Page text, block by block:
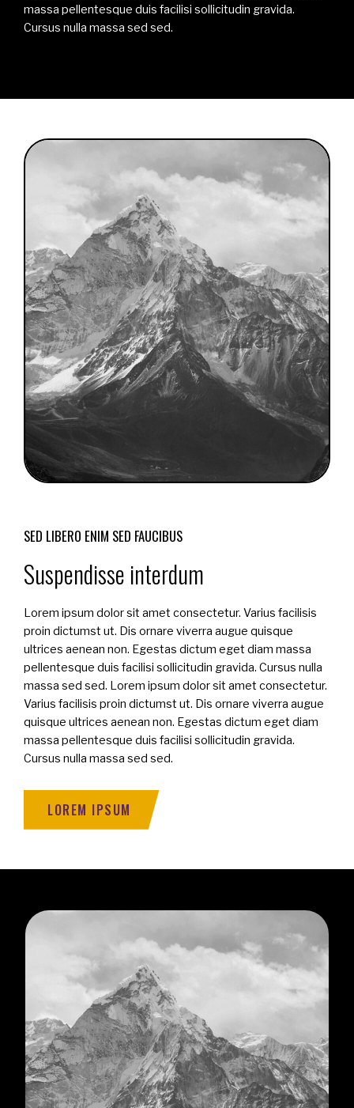
massa pellentesque duis facilisi sollicitudin gravida.
Cursus nulla massa sed sed.
SED LIBERO ENIM SED FAUCIBUS
Suspendisse interdum
Lorem ipsum dolor sit amet consectetur. Varius facilisis
proin dictumst ut. Dis ornare viverra augue quisque
ultrices aenean non. Egestas dictum eget diam massa
pellentesque duis facilisi sollicitudin gravida. Cursus nulla
massa sed sed. Lorem ipsum dolor sit amet consectetur.
Varius facilisis proin dictumst ut. Dis ornare viverra augue
quisque ultrices aenean non. Egestas dictum eget diam
massa pellentesque duis facilisi sollicitudin gravida.
Cursus nulla massa sed sed.
LOREM IPSUM